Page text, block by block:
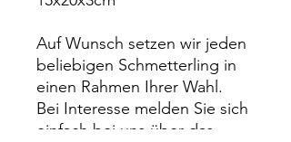
Auf Wunsch setzen wir jeden
beliebigen Schmetterling in
einen Rahmen Ihrer Wahl.
Bei Interesse melden Sie sich
einfach bei uns über das